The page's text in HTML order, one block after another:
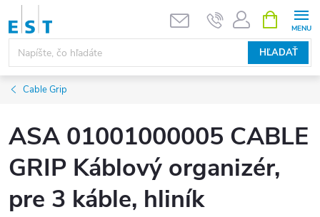
Prejsť
obsah
HĽADAŤ
KOŠÍK
Cable Grip
ASA 01001000005 CABLE
GRIP Káblový organizér,
pre 3 káble, hliník